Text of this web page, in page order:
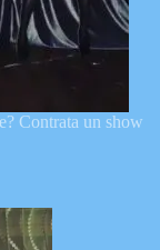
Contrata un show